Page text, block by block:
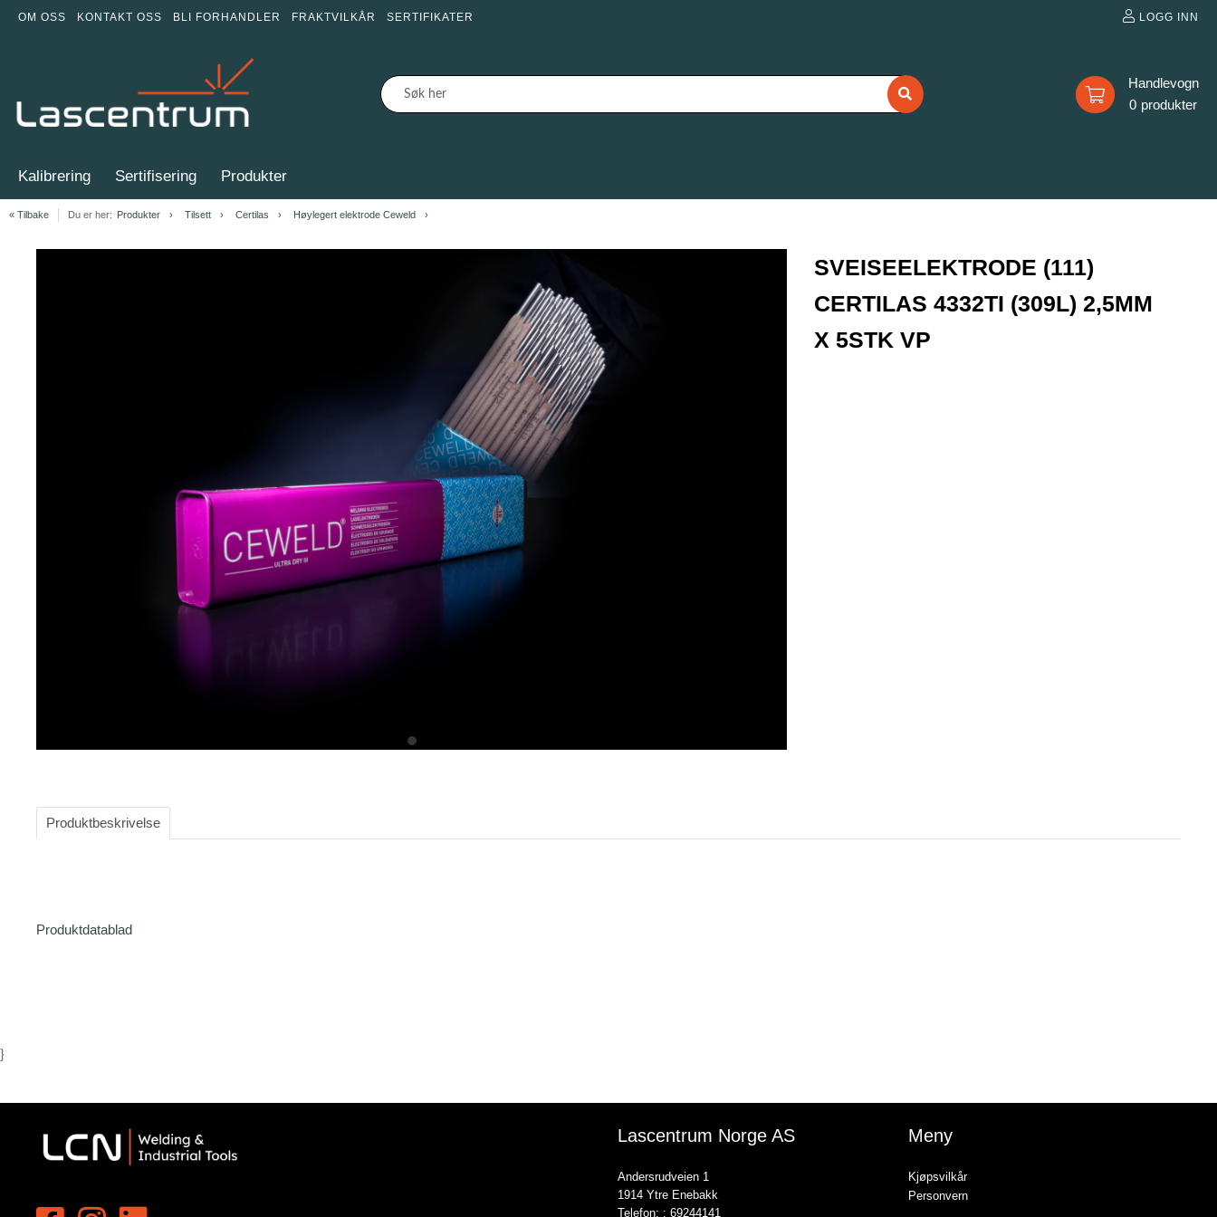
OM OSS KONTAKT OSS BLI FORHANDLER FRAKTVILKÅR SERTIFIKATER LOGG INN
0
Kalibrering Sertifisering Produkter
« Tilbake Du er her: Produkter Tilsett Certilas Høylegert elektrode Ceweld
item
of
SVEISEELEKTRODE (111)
CERTILAS 4332TI (309L) 2,5MM
X 5STK VP
Produktbeskrivelse
Produktdatablad
}
Lascentrum Norge AS
Andersrudveien 1
1914 Ytre Enebakk
Telefon: : 69244141
Meny
Kjøpsvilkår
Personvern